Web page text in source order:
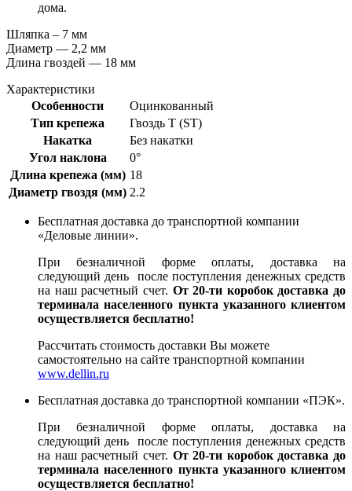
дома.
Шляпка – 7 мм
Диаметр — 2,2 мм
Длина гвоздей — 18 мм
Характеристики
Особенности
Оцинкованный
Тип крепежа
Гвоздь T (ST)
Накатка
Без накатки
Угол наклона
0°
Длина крепежа (мм) 18
Диаметр гвоздя (мм) 2.2
Бесплатная доставка до транспортной компании
«Деловые линии».
При безналичной форме оплаты, доставка на
следующий день после поступления денежных средств
на наш расчетный счет. От 20-ти коробок доставка до
терминала населенного пункта указанного клиентом
осуществляется бесплатно!
Рассчитать стоимость доставки Вы можете
самостоятельно на сайте транспортной компании
www.dellin.ru
Бесплатная доставка до транспортной компании «ПЭК».
При безналичной форме оплаты, доставка на
следующий день после поступления денежных средств
на наш расчетный счет. От 20-ти коробок доставка до
терминала населенного пункта указанного клиентом
осуществляется бесплатно!